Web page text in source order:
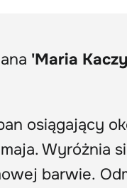
'Maria
osiągający
Wyróżnia
barwie.